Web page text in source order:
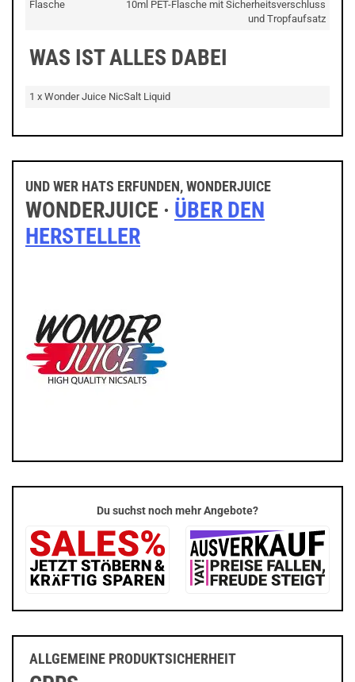
Flasche
10ml PET-Flasche mit Sicherheitsverschluss
und Tropfaufsatz
WAS IST ALLES DABEI
1 x Wonder Juice NicSalt Liquid
UND WER HATS ERFUNDEN, WONDERJUICE
WONDERJUICE · ÜBER DEN
HERSTELLER
Du suchst noch mehr Angebote?
ALLGEMEINE PRODUKTSICHERHEIT